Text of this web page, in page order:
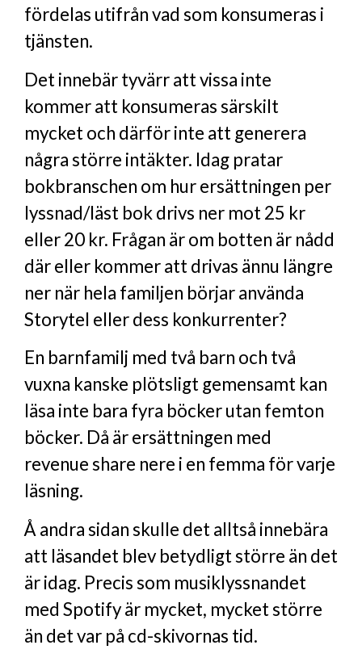
fördelas utifrån vad som konsumeras i
tjänsten.
Det innebär tyvärr att vissa inte
kommer att konsumeras särskilt
mycket och därför inte att generera
några större intäkter. Idag pratar
bokbranschen om hur ersättningen per
lyssnad/läst bok drivs ner mot 25 kr
eller 20 kr. Frågan är om botten är nådd
där eller kommer att drivas ännu längre
ner när hela familjen börjar använda
Storytel eller dess konkurrenter?
En barnfamilj med två barn och två
vuxna kanske plötsligt gemensamt kan
läsa inte bara fyra böcker utan femton
böcker. Då är ersättningen med
revenue share nere i en femma för varje
läsning.
Å andra sidan skulle det alltså innebära
att läsandet blev betydligt större än det
är idag. Precis som musiklyssnandet
med Spotify är mycket, mycket större
än det var på cd-skivornas tid.